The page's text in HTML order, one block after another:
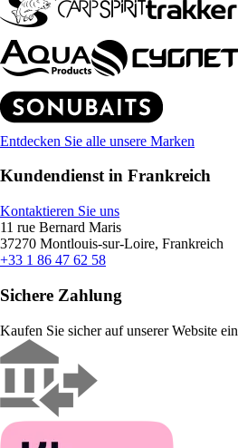
Entdecken Sie alle unsere Marken
Kundendienst in Frankreich
Kontaktieren Sie uns
11 rue Bernard Maris
37270 Montlouis-sur-Loire, Frankreich
+33 1 86 47 62 58
Sichere Zahlung
Kaufen Sie sicher auf unserer Website ein